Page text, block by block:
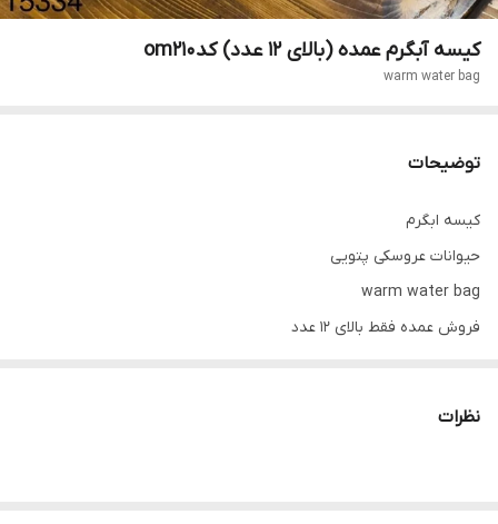
کیسه آبگرم عمده (بالای ۱۲ عدد) کدom210
warm water bag
توضیحات
کیسه ابگرم
حیوانات عروسکی پتویی
warm water bag
فروش عمده فقط بالای ۱۲ عدد
نظرات